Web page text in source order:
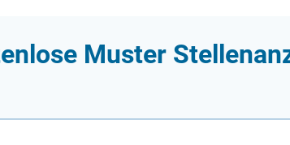
Muster